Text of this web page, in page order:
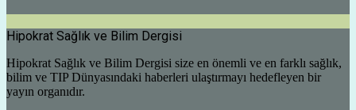
Hipokrat Sağlık ve Bilim Dergisi
Hipokrat Sağlık ve Bilim Dergisi size en önemli ve en farklı sağlık,
bilim ve TIP Dünyasındaki haberleri ulaştırmayı hedefleyen bir
yayın organıdır.